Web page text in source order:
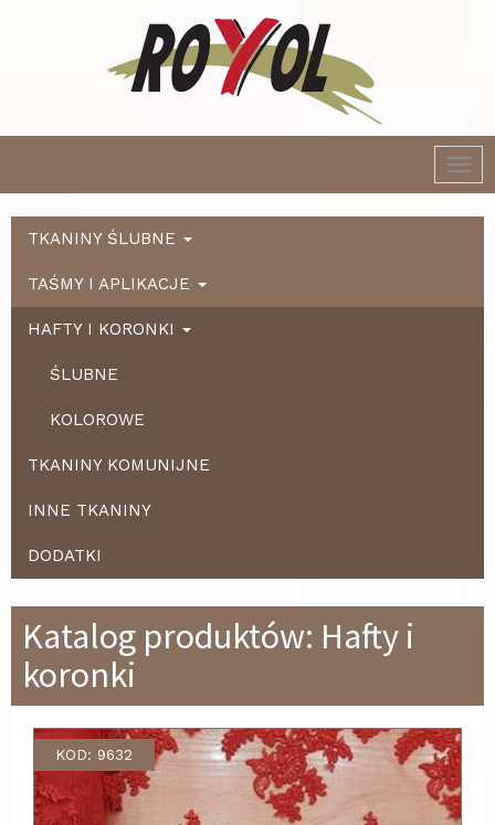
TKANINY ŚLUBNE
TAŚMY I APLIKACJE
HAFTY I KORONKI
ŚLUBNE
KOLOROWE
TKANINY KOMUNIJNE
INNE TKANINY
DODATKI
Katalog produktów: Hafty i
koronki
KOD: 9632